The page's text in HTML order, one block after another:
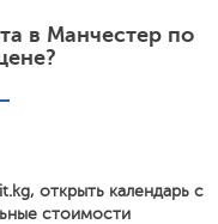
в Манчестер по
открыть календарь с
стоимости